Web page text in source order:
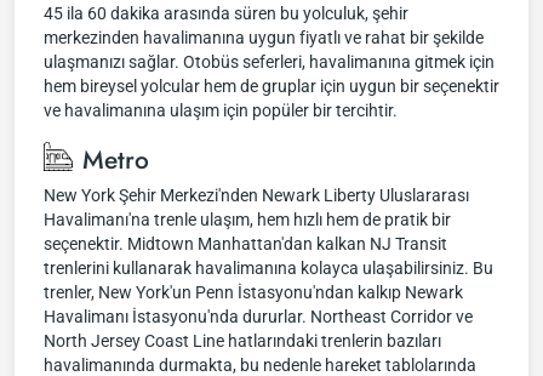
45 ila 60 dakika arasında süren bu yolculuk, şehir
merkezinden havalimanına uygun fiyatlı ve rahat bir şekilde
ulaşmanızı sağlar. Otobüs seferleri, havalimanına gitmek için
hem bireysel yolcular hem de gruplar için uygun bir seçenektir
ve havalimanına ulaşım için popüler bir tercihtir.
Metro
New York Şehir Merkezi'nden Newark Liberty Uluslararası
Havalimanı'na trenle ulaşım, hem hızlı hem de pratik bir
seçenektir. Midtown Manhattan'dan kalkan NJ Transit
trenlerini kullanarak havalimanına kolayca ulaşabilirsiniz. Bu
trenler, New York'un Penn İstasyonu'ndan kalkıp Newark
Havalimanı İstasyonu'nda dururlar. Northeast Corridor ve
North Jersey Coast Line hatlarındaki trenlerin bazıları
havalimanında durmakta, bu nedenle hareket tablolarında